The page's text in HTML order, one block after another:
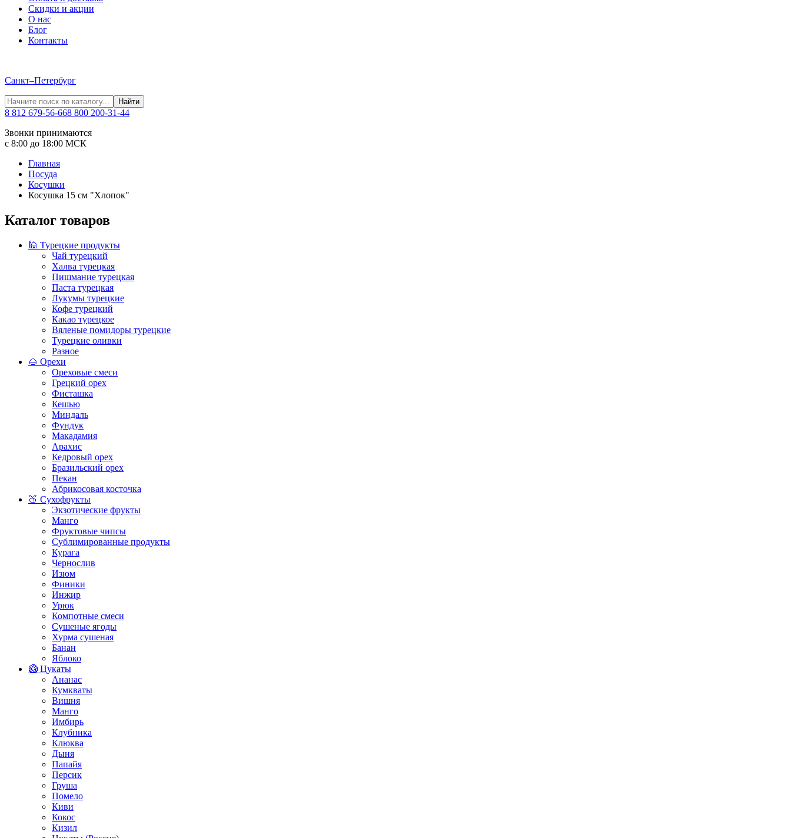
Скидки и акции
О нас
Блог
Контакты
Санкт–Петербург
Найти
8 812 679-56-668 800 200-31-44
Звонки принимаются
с 8:00 до 18:00 МСК
Главная
Посуда
Косушки
Косушка 15 см "Хлопок"
Каталог товаров
🕌 Турецкие продукты
Чай турецкий
Халва турецкая
Пишмание турецкая
Паста турецкая
Лукумы турецкие
Кофе турецкий
Какао турецкое
Вяленые помидоры турецкие
Турецкие оливки
Разное
🌰 Орехи
Ореховые смеси
Грецкий орех
Фисташка
Кешью
Миндаль
Фундук
Макадамия
Арахис
Кедровый орех
Бразильский орех
Пекан
Абрикосовая косточка
🍑 Сухофрукты
Экзотические фрукты
Манго
Фруктовые чипсы
Сублимированные продукты
Курага
Чернослив
Изюм
Финики
Инжир
Урюк
Компотные смеси
Сушеные ягоды
Хурма сушеная
Банан
Яблоко
🥝 Цукаты
Ананас
Кумкваты
Вишня
Манго
Имбирь
Клубника
Клюква
Дыня
Папайя
Персик
Груша
Помело
Киви
Кокос
Кизил